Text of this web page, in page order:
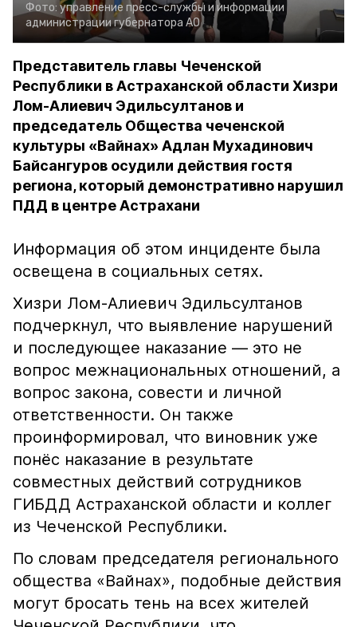
Фото: управление пресс-службы и информации
администрации губернатора АО
Представитель главы Чеченской
Республики в Астраханской области Хизри
Лом-Алиевич Эдильсултанов и
председатель Общества чеченской
культуры «Вайнах» Адлан Мухадинович
Байсангуров осудили действия гостя
региона, который демонстративно нарушил
ПДД в центре Астрахани
Информация об этом инциденте была
освещена в социальных сетях.
Хизри Лом-Алиевич Эдильсултанов
подчеркнул, что выявление нарушений
и последующее наказание — это не
вопрос межнациональных отношений, а
вопрос закона, совести и личной
ответственности. Он также
проинформировал, что виновник уже
понёс наказание в результате
совместных действий сотрудников
ГИБДД Астраханской области и коллег
из Чеченской Республики.
По словам председателя регионального
общества «Вайнах», подобные действия
могут бросать тень на всех жителей